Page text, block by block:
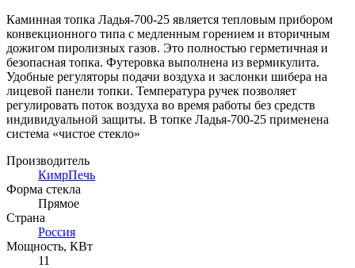
Каминная топка Ладья-700-25 является тепловым прибором
конвекционного типа с медленным горением и вторичным
дожигом пиролизных газов. Это полностью герметичная и
безопасная топка. Футеровка выполнена из вермикулита.
Удобные регуляторы подачи воздуха и заслонки шибера на
лицевой панели топки. Температура ручек позволяет
регулировать поток воздуха во время работы без средств
индивидуальной защиты. В топке Ладья-700-25 применена
система «чистое стекло»
Производитель
КимрПечь
Форма стекла
Прямое
Страна
Россия
Мощность, КВт
11